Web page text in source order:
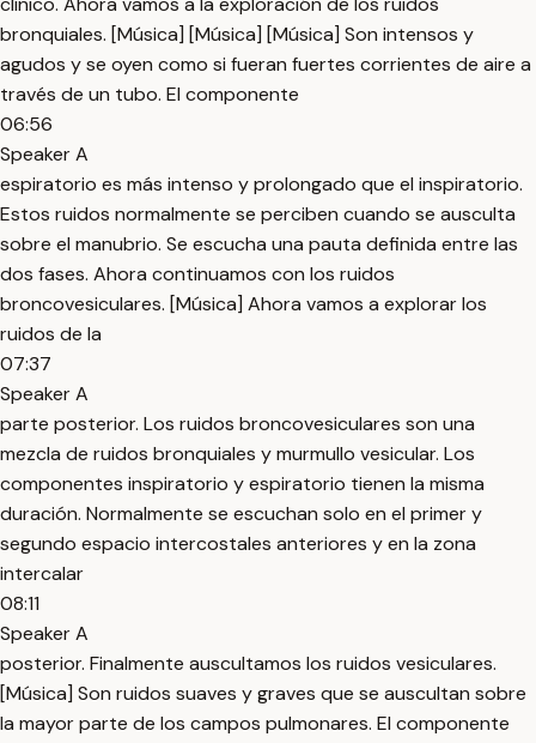
bronquiales. [Música] [Música] [Música] Son intensos y
agudos y se oyen como si fueran fuertes corrientes de aire a
través de un tubo. El componente
06:56
Speaker A
espiratorio es más intenso y prolongado que el inspiratorio.
Estos ruidos normalmente se perciben cuando se ausculta
sobre el manubrio. Se escucha una pauta definida entre las
dos fases. Ahora continuamos con los ruidos
broncovesiculares. [Música] Ahora vamos a explorar los
ruidos de la
07:37
Speaker A
parte posterior. Los ruidos broncovesiculares son una
mezcla de ruidos bronquiales y murmullo vesicular. Los
componentes inspiratorio y espiratorio tienen la misma
duración. Normalmente se escuchan solo en el primer y
segundo espacio intercostales anteriores y en la zona
intercalar
08:11
Speaker A
posterior. Finalmente auscultamos los ruidos vesiculares.
[Música] Son ruidos suaves y graves que se auscultan sobre
la mayor parte de los campos pulmonares. El componente